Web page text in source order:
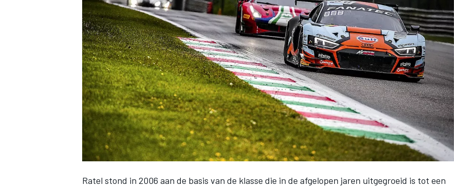
INDYCAR
Ratel stond in 2006 aan de basis van de klasse die in de afgelopen jaren uitgegroeid is tot een